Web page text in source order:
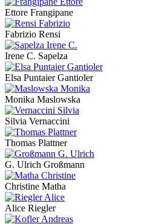
Ettore Frangipane
Fabrizio Rensi
Irene C. Sapelza
Elsa Puntaier Gantioler
Monika Maslowska
Silvia Vernaccini
Thomas Plattner
G. Ulrich Großmann
Christine Matha
Alice Riegler